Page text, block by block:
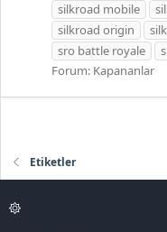
silkroad mobile
silkroad origin
sro battle royale
Forum: Kapananlar
Etiketler